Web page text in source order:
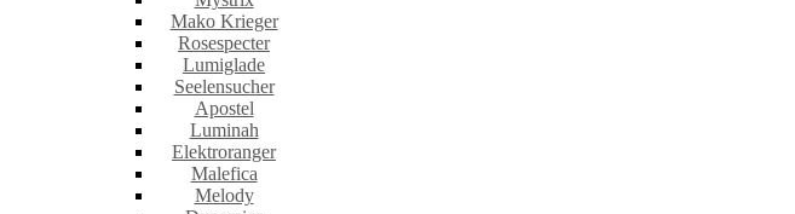
Mako Krieger
Rosespecter
Lumiglade
Seelensucher
Apostel
Luminah
Elektroranger
Malefica
Melody